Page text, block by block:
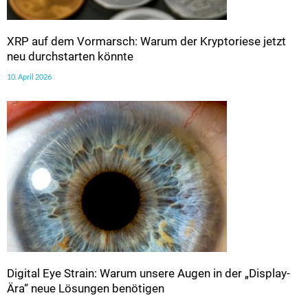
XRP auf dem Vormarsch: Warum der Kryptoriese jetzt
neu durchstarten könnte
10. April 2026
Digital Eye Strain: Warum unsere Augen in der „Display-
Ära“ neue Lösungen benötigen